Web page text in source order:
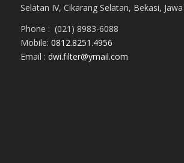
Selatan IV, Cikarang Selatan, Bekasi,
Phone : (021) 8983-6088
Mobile: 0812.8251.4956
Email : dwi.filter@ymail.com